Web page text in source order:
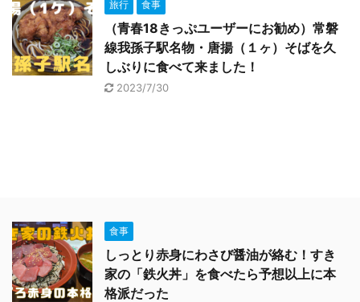
旅行 食事
（青春18きっぷユーザーにお勧め）常磐
線我孫子駅名物・唐揚（１ヶ）そばを久
しぶりに食べて来ました！
2023/7/30
食事
しっとり赤身にわさび醤油が絡む！すき
家の「鉄火丼」を食べたら予想以上に本
格派だった